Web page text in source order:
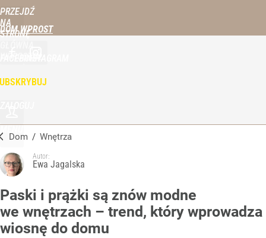
PRZEJDŹ
NA
STRONĘ
DOM WPROST
Dom / Wnętrza
Autor:
Ewa Jagalska
Paski i prążki są znów modne
we wnętrzach – trend, który wprowadza
wiosnę do domu